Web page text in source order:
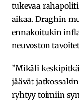
tukevaa
aikaa. Draghin
ennakoitukin
neuvoston
”Mikäli
jäävät
ryhtyy toimiin